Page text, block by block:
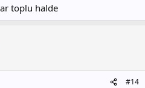
toplu halde
#14